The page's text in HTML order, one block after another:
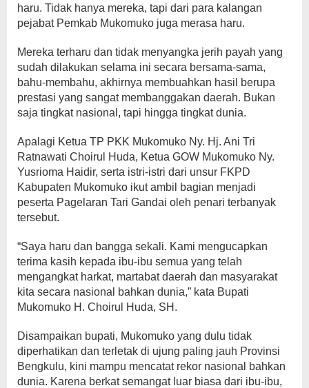
haru. Tidak hanya mereka, tapi dari para kalangan
pejabat Pemkab Mukomuko juga merasa haru.
Mereka terharu dan tidak menyangka jerih payah yang
sudah dilakukan selama ini secara bersama-sama,
bahu-membahu, akhirnya membuahkan hasil berupa
prestasi yang sangat membanggakan daerah. Bukan
saja tingkat nasional, tapi hingga tingkat dunia.
Apalagi Ketua TP PKK Mukomuko Ny. Hj. Ani Tri
Ratnawati Choirul Huda, Ketua GOW Mukomuko Ny.
Yusrioma Haidir, serta istri-istri dari unsur FKPD
Kabupaten Mukomuko ikut ambil bagian menjadi
peserta Pagelaran Tari Gandai oleh penari terbanyak
tersebut.
“Saya haru dan bangga sekali. Kami mengucapkan
terima kasih kepada ibu-ibu semua yang telah
mengangkat harkat, martabat daerah dan masyarakat
kita secara nasional bahkan dunia,” kata Bupati
Mukomuko H. Choirul Huda, SH.
Disampaikan bupati, Mukomuko yang dulu tidak
diperhatikan dan terletak di ujung paling jauh Provinsi
Bengkulu, kini mampu mencatat rekor nasional bahkan
dunia. Karena berkat semangat luar biasa dari ibu-ibu,